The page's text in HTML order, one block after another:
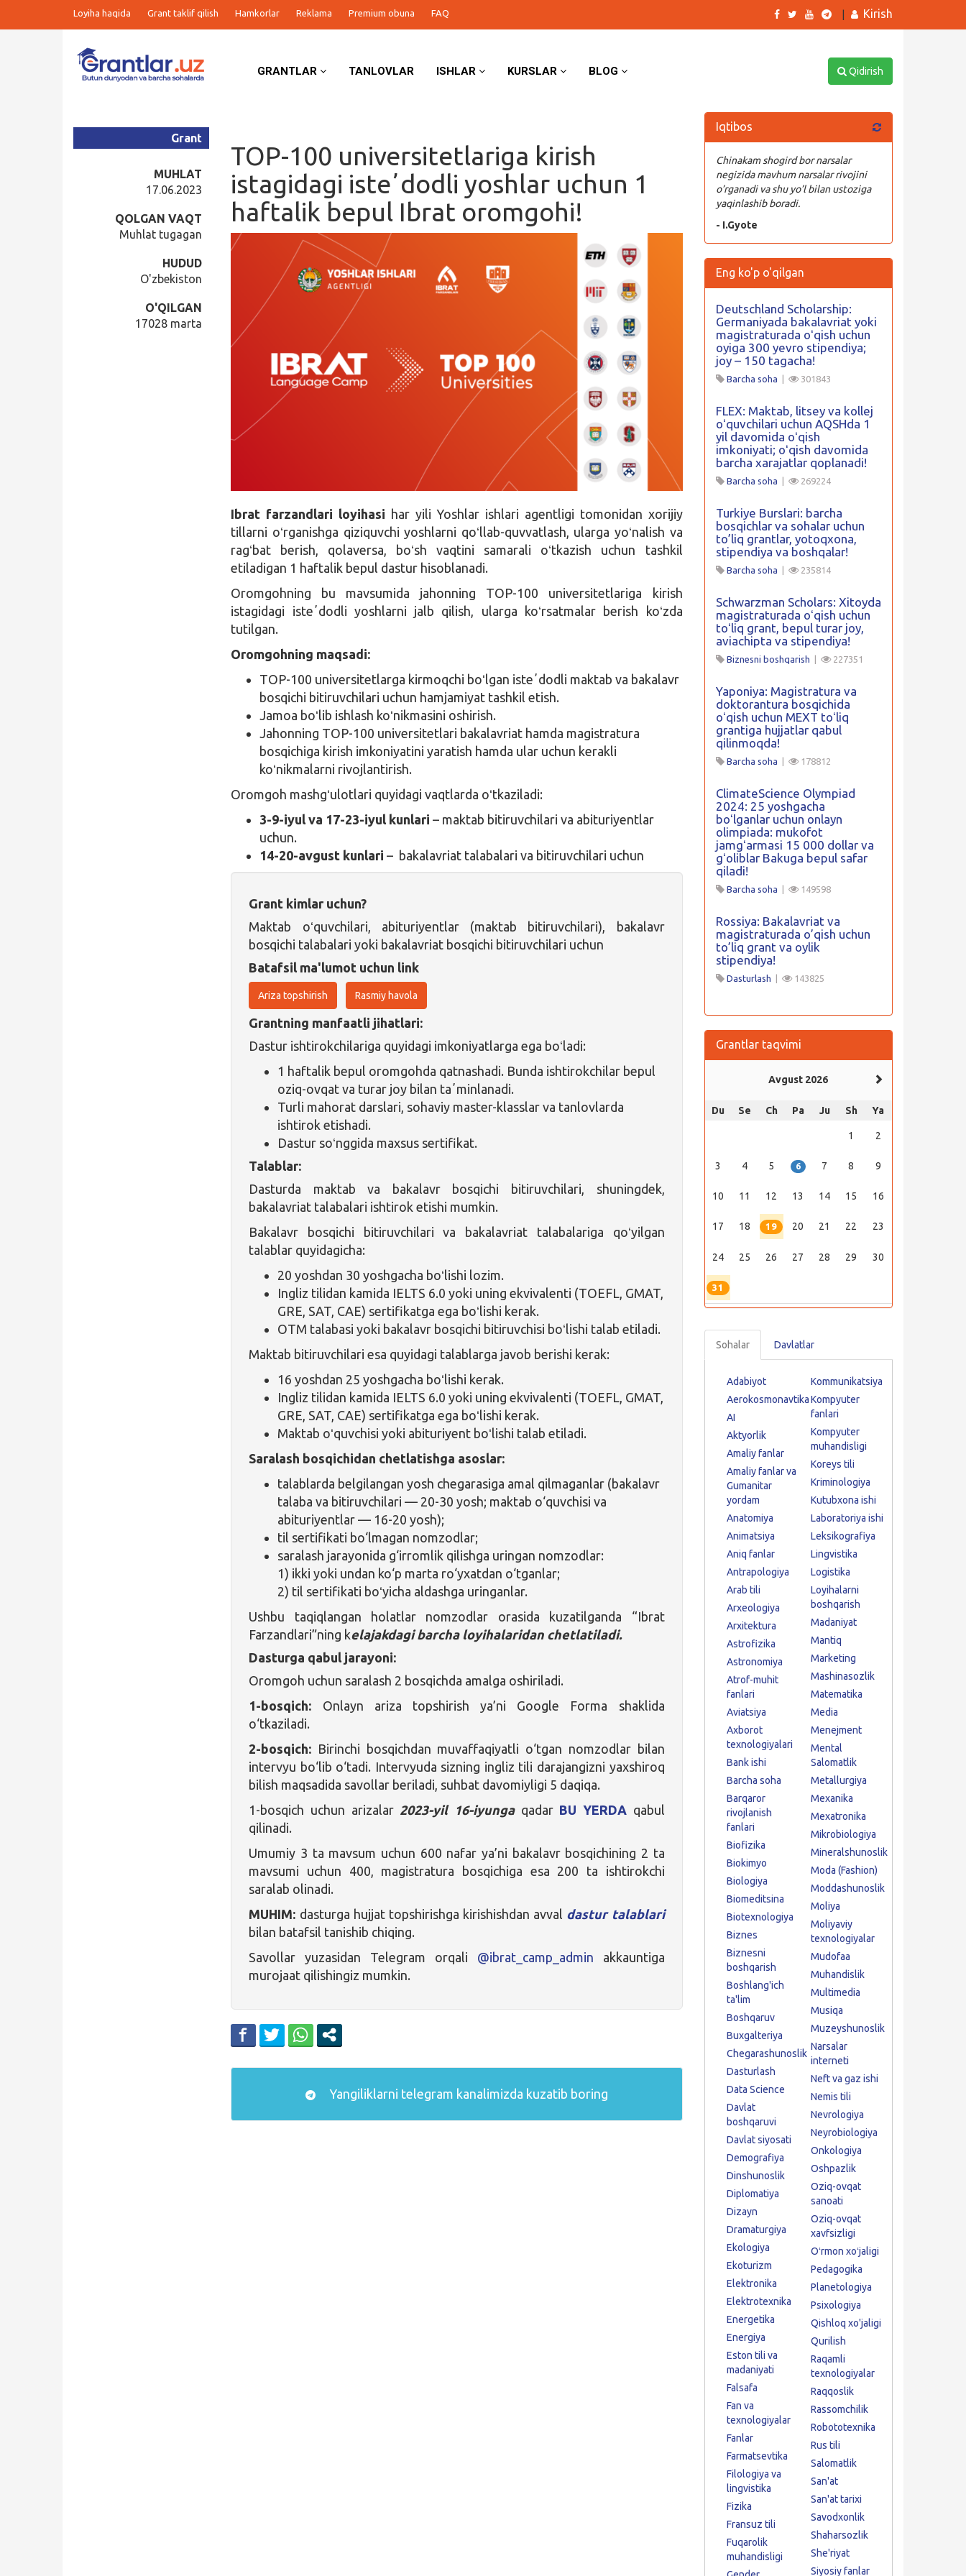
Loyiha haqida Grant taklif qilish Hamkorlar Reklama Premium obuna FAQ Kirish
GRANTLAR TANLOVLAR ISHLAR KURSLAR BLOG Qidirish
TOP-100 universitetlariga kirish
istagidagi isteʼdodli yoshlar uchun 1
haftalik bepul Ibrat oromgohi!
Grant
MUHLAT
17.06.2023
QOLGAN VAQT
Muhlat tugagan
HUDUD
O'zbekiston
O'QILGAN
17028 marta
Ibrat farzandlari loyihasi har yili Yoshlar ishlari agentligi tomonidan xorijiy
tillarni oʻrganishga qiziquvchi yoshlarni qoʻllab-quvvatlash, ularga yoʻnalish va
ragʻbat berish, qolaversa, boʻsh vaqtini samarali oʻtkazish uchun tashkil
etiladigan 1 haftalik bepul dastur hisoblanadi.
Oromgohning bu mavsumida jahonning TOP-100 universitetlariga kirish
istagidagi isteʼdodli yoshlarni jalb qilish, ularga koʻrsatmalar berish koʻzda
tutilgan.
Oromgohning maqsadi:
TOP-100 universitetlarga kirmoqchi boʻlgan isteʼdodli maktab va bakalavr
bosqichi bitiruvchilari uchun hamjamiyat tashkil etish.
Jamoa boʻlib ishlash koʻnikmasini oshirish.
Jahonning TOP-100 universitetlari bakalavriat hamda magistratura
bosqichiga kirish imkoniyatini yaratish hamda ular uchun kerakli
koʻnikmalarni rivojlantirish.
Oromgoh mashgʻulotlari quyidagi vaqtlarda oʻtkaziladi:
3-9-iyul va 17-23-iyul kunlari– maktab bitiruvchilari va abituriyentlar
uchun.
14-20-avgust kunlari– bakalavriat talabalari va bitiruvchilari uchun
Grant kimlar uchun?
Maktab oʻquvchilari, abituriyentlar (maktab bitiruvchilari), bakalavr
bosqichi talabalari yoki bakalavriat bosqichi bitiruvchilari uchun
Batafsil ma'lumot uchun link
Ariza topshirish Rasmiy havola
Grantning manfaatli jihatlari:
Dastur ishtirokchilariga quyidagi imkoniyatlarga ega boʻladi:
1 haftalik bepul oromgohda qatnashadi. Bunda ishtirokchilar bepul
oziq-ovqat va turar joy bilan taʼminlanadi.
Turli mahorat darslari, sohaviy master-klasslar va tanlovlarda
ishtirok etishadi.
Dastur soʻnggida maxsus sertifikat.
Talablar:
Dasturda maktab va bakalavr bosqichi bitiruvchilari, shuningdek,
bakalavriat talabalari ishtirok etishi mumkin.
Bakalavr bosqichi bitiruvchilari va bakalavriat talabalariga qoʻyilgan
talablar quyidagicha:
20 yoshdan 30 yoshgacha boʻlishi lozim.
Ingliz tilidan kamida IELTS 6.0 yoki uning ekvivalenti (TOEFL, GMAT,
GRE, SAT, CAE) sertifikatga ega boʻlishi kerak.
OTM talabasi yoki bakalavr bosqichi bitiruvchisi boʻlishi talab etiladi.
Maktab bitiruvchilari esa quyidagi talablarga javob berishi kerak:
16 yoshdan 25 yoshgacha boʻlishi kerak.
Ingliz tilidan kamida IELTS 6.0 yoki uning ekvivalenti (TOEFL, GMAT,
GRE, SAT, CAE) sertifikatga ega boʻlishi kerak.
Maktab oʻquvchisi yoki abituriyent boʻlishi talab etiladi.
Saralash bosqichidan chetlatishga asoslar:
talablarda belgilangan yosh chegarasiga amal qilmaganlar (bakalavr
talaba va bitiruvchilari — 20-30 yosh; maktab o‘quvchisi va
abituriyentlar — 16-20 yosh);
til sertifikati bo‘lmagan nomzodlar;
saralash jarayonida g‘irromlik qilishga uringan nomzodlar:
1) ikki yoki undan ko‘p marta ro‘yxatdan o‘tganlar;
2) til sertifikati boʻyicha aldashga uringanlar.
Ushbu taqiqlangan holatlar nomzodlar orasida kuzatilganda “Ibrat
Farzandlari”ning kelajakdagi barcha loyihalaridan chetlatiladi.
Dasturga qabul jarayoni:
Oromgoh uchun saralash 2 bosqichda amalga oshiriladi.
1-bosqich: Onlayn ariza topshirish ya’ni Google Forma shaklida
o‘tkaziladi.
2-bosqich: Birinchi bosqichdan muvaffaqiyatli o‘tgan nomzodlar bilan
intervyu bo‘lib o‘tadi. Intervyuda sizning ingliz tili darajangizni yaxshiroq
bilish maqsadida savollar beriladi, suhbat davomiyligi 5 daqiqa.
1-bosqich uchun arizalar 2023-yil 16-iyungaqadar BU YERDA qabul
qilinadi.
Umumiy 3 ta mavsum uchun 600 nafar ya’ni bakalavr bosqichining 2 ta
mavsumi uchun 400, magistratura bosqichiga esa 200 ta ishtirokchi
saralab olinadi.
MUHIM: dasturga hujjat topshirishga kirishishdan avval dastur talablari
bilan batafsil tanishib chiqing.
Savollar yuzasidan Telegram orqali @ibrat_camp_admin akkauntiga
murojaat qilishingiz mumkin.
Yangiliklarni telegram kanalimizda kuzatib boring
Iqtibos
Chinakam shogird bor narsalar
negizida mavhum narsalar rivojini
o’rganadi va shu yo’l bilan ustoziga
yaqinlashib boradi.
- I.Gyote
Eng ko'p o'qilgan
Deutschland Scholarship:
Germaniyada bakalavriat yoki
magistraturada oʻqish uchun
oyiga 300 yevro stipendiya;
joy – 150 tagacha!
Barcha soha 301843
FLEX: Maktab, litsey va kollej
oʻquvchilari uchun AQSHda 1
yil davomida oʻqish
imkoniyati; oʻqish davomida
barcha xarajatlar qoplanadi!
Barcha soha 269224
Turkiye Burslari: barcha
bosqichlar va sohalar uchun
to’liq grantlar, yotoqxona,
stipendiya va boshqalar!
Barcha soha 235814
Schwarzman Scholars: Xitoyda
magistraturada oʻqish uchun
toʻliq grant, bepul turar joy,
aviachipta va stipendiya!
Biznesni boshqarish 227351
Yaponiya: Magistratura va
doktorantura bosqichida
oʻqish uchun MEXT toʻliq
grantiga hujjatlar qabul
qilinmoqda!
Barcha soha 178812
ClimateScience Olympiad
2024: 25 yoshgacha
boʻlganlar uchun onlayn
olimpiada: mukofot
jamgʻarmasi 15 000 dollar va
gʻoliblar Bakuga bepul safar
qiladi!
Barcha soha 149598
Rossiya: Bakalavriat va
magistraturada o’qish uchun
to’liq grant va oylik
stipendiya!
Dasturlash 143825
Grantlar taqvimi
Avgust 2026
Du Se Ch Pa Ju Sh Ya
1 2
3 4 5 6 7 8 9
10 11 12 13 14 15 16
17 18 19 20 21 22 23
24 25 26 27 28 29 30
31
Sohalar Davlatlar
Adabiyot
Aerokosmonavtika
AI
Aktyorlik
Amaliy fanlar
Amaliy fanlar va
Gumanitar
yordam
Anatomiya
Animatsiya
Aniq fanlar
Antrapologiya
Arab tili
Arxeologiya
Arxitektura
Astrofizika
Astronomiya
Atrof-muhit
fanlari
Aviatsiya
Axborot
texnologiyalari
Bank ishi
Barcha soha
Barqaror
rivojlanish
fanlari
Biofizika
Biokimyo
Biologiya
Biomeditsina
Biotexnologiya
Biznes
Biznesni
boshqarish
Boshlang'ich
ta'lim
Boshqaruv
Buxgalteriya
Chegarashunoslik
Dasturlash
Data Science
Davlat
boshqaruvi
Davlat siyosati
Demografiya
Dinshunoslik
Diplomatiya
Dizayn
Dramaturgiya
Ekologiya
Ekoturizm
Elektronika
Elektrotexnika
Energetika
Energiya
Eston tili va
madaniyati
Falsafa
Fan va
texnologiyalar
Fanlar
Farmatsevtika
Filologiya va
lingvistika
Fizika
Fransuz tili
Fuqarolik
muhandisligi
Kommunikatsiya
Kompyuter
fanlari
Kompyuter
muhandisligi
Koreys tili
Kriminologiya
Kutubxona ishi
Laboratoriya ishi
Leksikografiya
Lingvistika
Logistika
Loyihalarni
boshqarish
Madaniyat
Mantiq
Marketing
Mashinasozlik
Matematika
Media
Menejment
Mental
Salomatlik
Metallurgiya
Mexanika
Mexatronika
Mikrobiologiya
Mineralshunoslik
Moda (Fashion)
Moddashunoslik
Moliya
Moliyaviy
texnologiyalar
Mudofaa
Muhandislik
Multimedia
Musiqa
Muzeyshunoslik
Narsalar
interneti
Neft va gaz ishi
Nemis tili
Nevrologiya
Neyrobiologiya
Onkologiya
Oshpazlik
Oziq-ovqat
sanoati
Oziq-ovqat
xavfsizligi
Oʻrmon xoʻjaligi
Pedagogika
Planetologiya
Psixologiya
Qishloq xo'jaligi
Qurilish
Raqamli
texnologiyalar
Raqqoslik
Rassomchilik
Robototexnika
Rus tili
Salomatlik
San'at
San'at tarixi
Savodxonlik
Shaharsozlik
She'riyat
Siyosiy fanlar